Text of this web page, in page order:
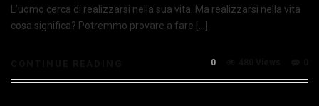
L’uomo cerca di realizzarsi nella sua vita. Ma realizzarsi nella vita
cosa significa? Potremmo provare a fare […]
0